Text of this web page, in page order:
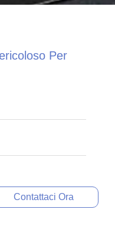
Per
Contattaci Ora